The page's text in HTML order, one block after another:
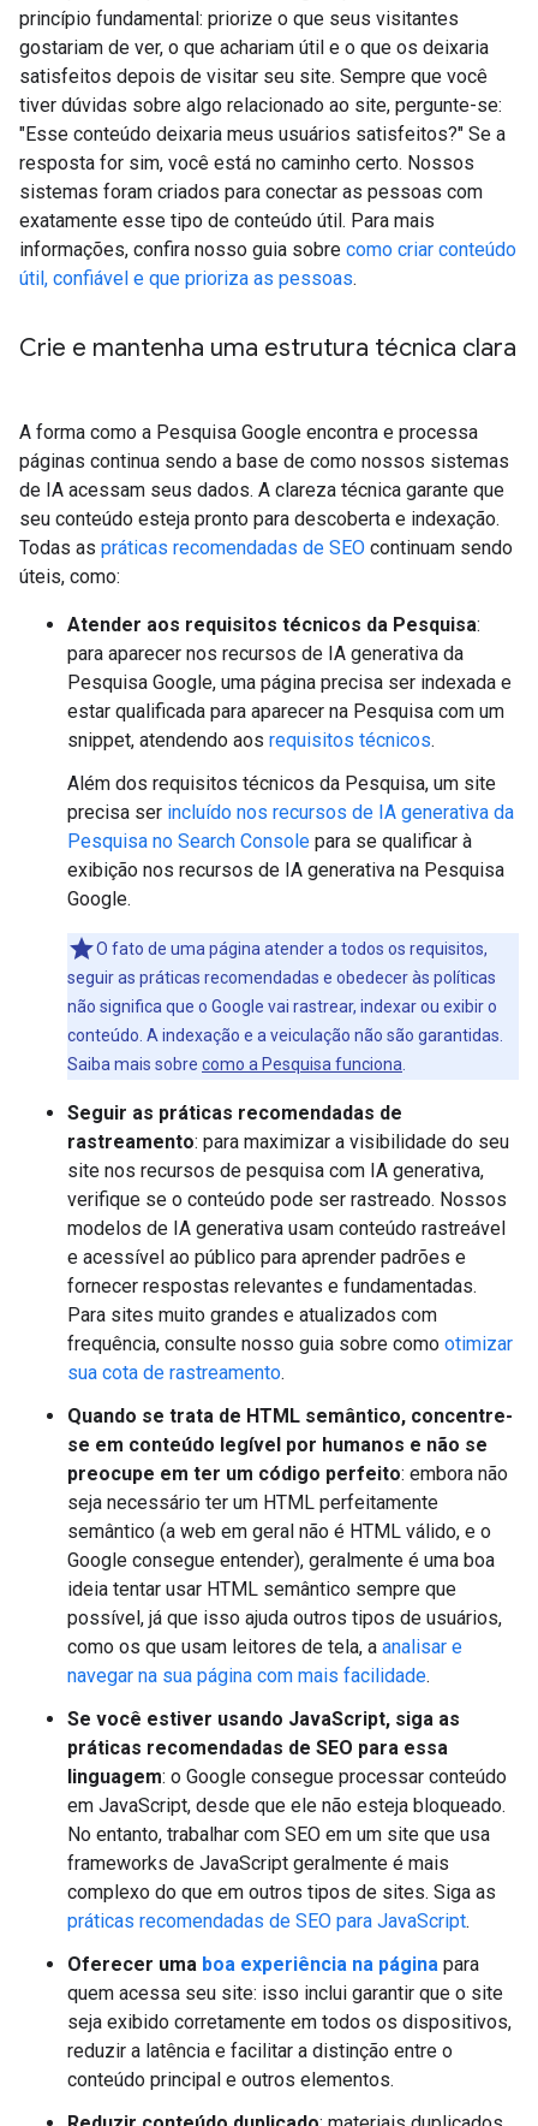
princípio fundamental: priorize o que seus visitantes
gostariam de ver, o que achariam útil e o que os deixaria
satisfeitos depois de visitar seu site. Sempre que você
tiver dúvidas sobre algo relacionado ao site, pergunte-se:
"Esse conteúdo deixaria meus usuários satisfeitos?" Se a
resposta for sim, você está no caminho certo. Nossos
sistemas foram criados para conectar as pessoas com
exatamente esse tipo de conteúdo útil. Para mais
informações, confira nosso guia sobre como criar conteúdo
útil, confiável e que prioriza as pessoas.
Crie e mantenha uma estrutura técnica clara
A forma como a Pesquisa Google encontra e processa
páginas continua sendo a base de como nossos sistemas
de IA acessam seus dados. A clareza técnica garante que
seu conteúdo esteja pronto para descoberta e indexação.
Todas as práticas recomendadas de SEO continuam sendo
úteis, como:
Atender aos requisitos técnicos da Pesquisa:
para aparecer nos recursos de IA generativa da
Pesquisa Google, uma página precisa ser indexada e
estar qualificada para aparecer na Pesquisa com um
snippet, atendendo aos requisitos técnicos.
Além dos requisitos técnicos da Pesquisa, um site
precisa ser incluído nos recursos de IA generativa da
Pesquisa no Search Console para se qualificar à
exibição nos recursos de IA generativa na Pesquisa
Google.
O fato de uma página atender a todos os requisitos,
seguir as práticas recomendadas e obedecer às políticas
não significa que o Google vai rastrear, indexar ou exibir o
conteúdo. A indexação e a veiculação não são garantidas.
Saiba mais sobre como a Pesquisa funciona
Seguir as práticas recomendadas de
rastreamento: para maximizar a visibilidade do seu
site nos recursos de pesquisa com IA generativa,
verifique se o conteúdo pode ser rastreado. Nossos
modelos de IA generativa usam conteúdo rastreável
e acessível ao público para aprender padrões e
fornecer respostas relevantes e fundamentadas.
Para sites muito grandes e atualizados com
frequência, consulte nosso guia sobre como otimizar
sua cota de rastreamento.
Quando se trata de HTML semântico, concentre-
se em conteúdo legível por humanos e não se
preocupe em ter um código perfeito: embora não
seja necessário ter um HTML perfeitamente
semântico (a web em geral não é HTML válido, e o
Google consegue entender), geralmente é uma boa
ideia tentar usar HTML semântico sempre que
possível, já que isso ajuda outros tipos de usuários,
como os que usam leitores de tela, a analisar e
navegar na sua página com mais facilidade.
Se você estiver usando JavaScript, siga as
práticas recomendadas de SEO para essa
linguagem: o Google consegue processar conteúdo
em JavaScript, desde que ele não esteja bloqueado.
No entanto, trabalhar com SEO em um site que usa
frameworks de JavaScript geralmente é mais
complexo do que em outros tipos de sites. Siga as
práticas recomendadas de SEO para JavaScript.
Oferecer uma boa experiência na página para
quem acessa seu site: isso inclui garantir que o site
seja exibido corretamente em todos os dispositivos,
reduzir a latência e facilitar a distinção entre o
conteúdo principal e outros elementos.